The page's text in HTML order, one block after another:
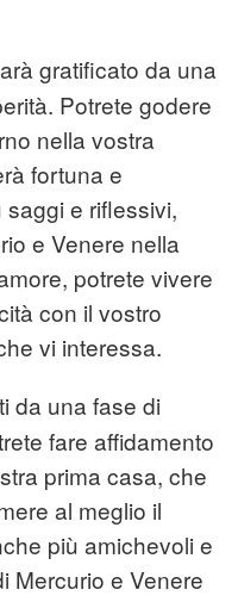
gratificato da una
Potrete godere
nella vostra
fortuna e
e riflessivi,
e Venere nella
potrete vivere
con il vostro
vi interessa.
da una fase di
fare affidamento
prima casa, che
al meglio il
più amichevoli e
Mercurio e Venere